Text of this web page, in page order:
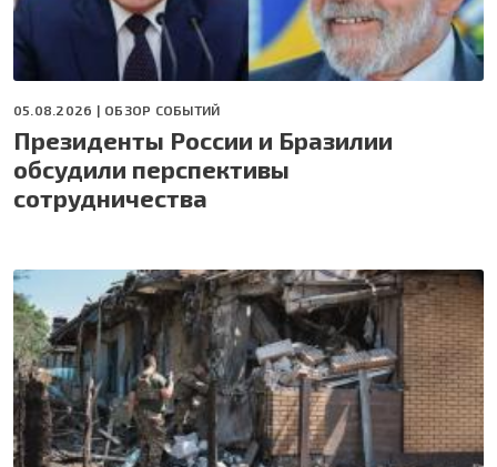
05.08.2026 | ОБЗОР СОБЫТИЙ
Президенты России и Бразилии
обсудили перспективы
сотрудничества